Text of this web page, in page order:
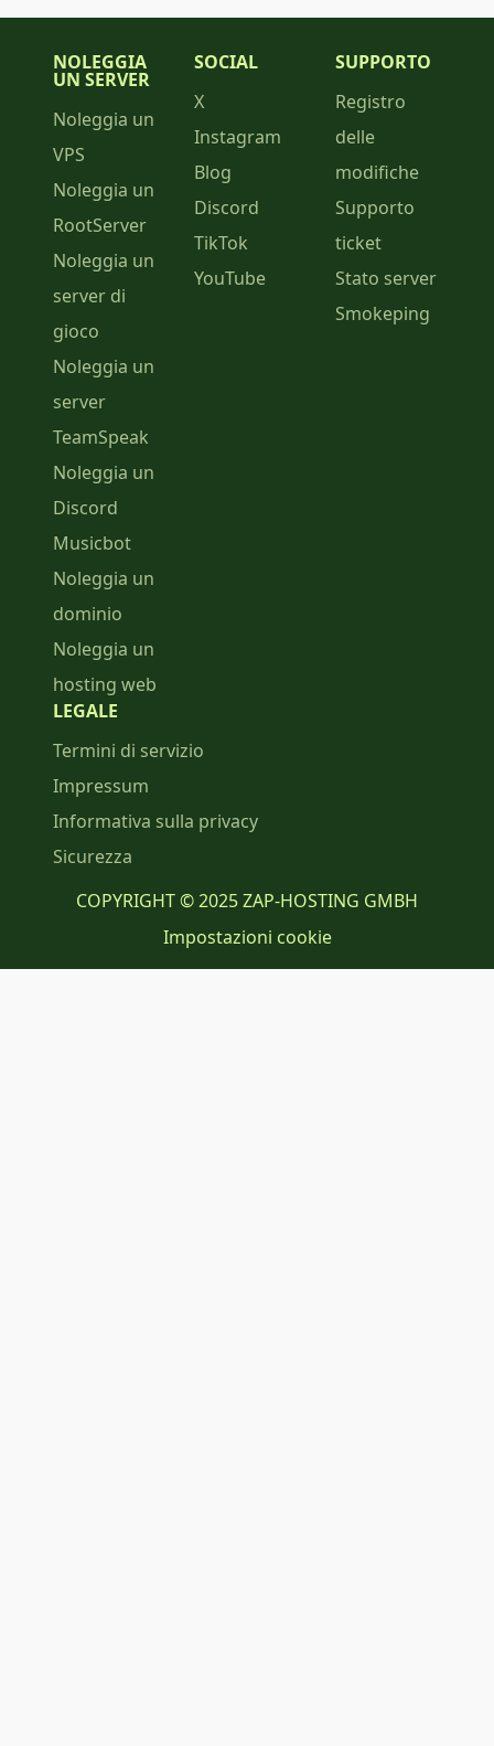
NOLEGGIA
UN SERVER
Noleggia un
VPS
Noleggia un
RootServer
Noleggia un
server di
gioco
Noleggia un
server
TeamSpeak
Noleggia un
Discord
Musicbot
Noleggia un
dominio
Noleggia un
hosting web
SOCIAL
X
Instagram
Blog
Discord
TikTok
YouTube
SUPPORTO
Registro
delle
modifiche
Supporto
ticket
Stato server
Smokeping
LEGALE
Termini di servizio
Impressum
Informativa sulla privacy
Sicurezza
COPYRIGHT © 2025 ZAP-HOSTING GMBH
Impostazioni cookie